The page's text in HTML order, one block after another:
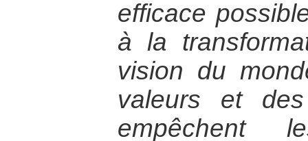
efficace
à la
vision du
valeurs et
empêchent